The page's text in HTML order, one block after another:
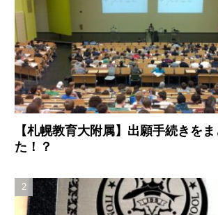
【札幌教育大附属】出願手続きを
た！？